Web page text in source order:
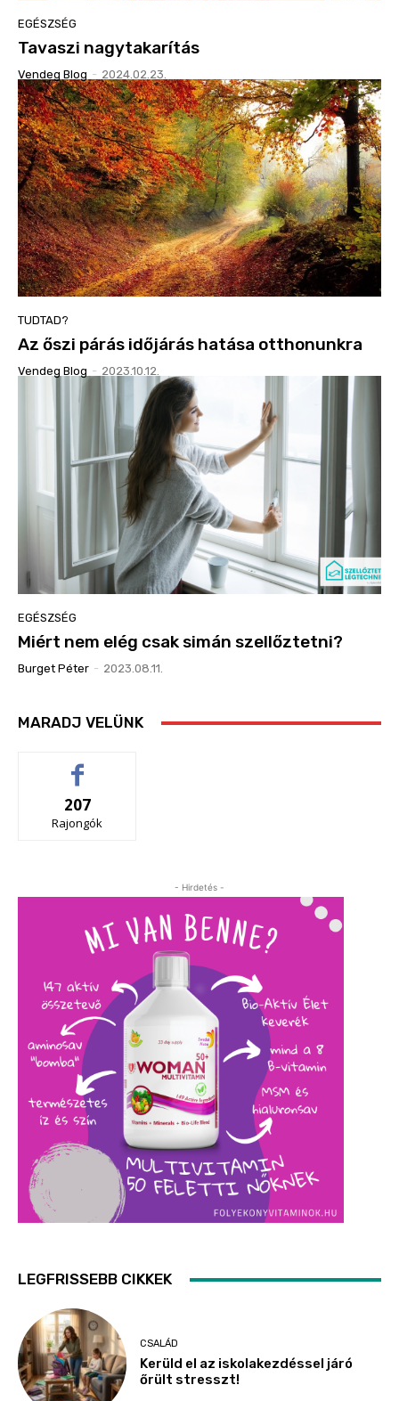
EGÉSZSÉG
Tavaszi nagytakarítás
Vendeg Blog - 2024.02.23.
TUDTAD?
Az őszi párás időjárás hatása otthonunkra
Vendeg Blog - 2023.10.12.
EGÉSZSÉG
Miért nem elég csak simán szellőztetni?
Burget Péter - 2023.08.11.
MARADJ VELÜNK
207
Rajongók
- Hirdetés -
LEGFRISSEBB CIKKEK
CSALÁD
Kerüld el az iskolakezdéssel járó
őrült stresszt!